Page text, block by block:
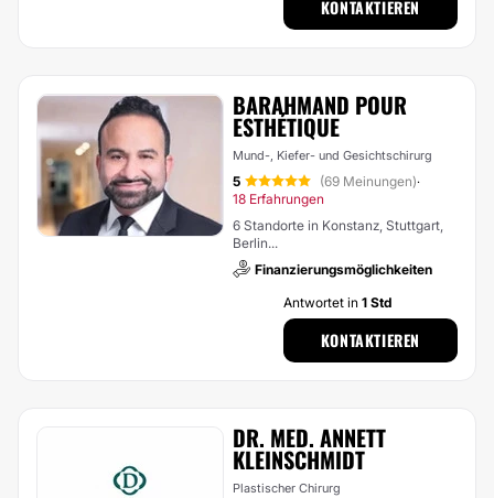
KONTAKTIEREN
BARAHMAND POUR
ESTHÉTIQUE
Mund-, Kiefer- und Gesichtschirurg
5 (69 Meinungen)·
18 Erfahrungen
6 Standorte in Konstanz, Stuttgart,
Berlin...
Finanzierungsmöglichkeiten
Antwortet in 1 Std
KONTAKTIEREN
DR. MED. ANNETT
KLEINSCHMIDT
Plastischer Chirurg